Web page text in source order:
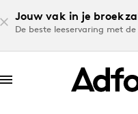
Jouw vak in je
De beste leeservaring met